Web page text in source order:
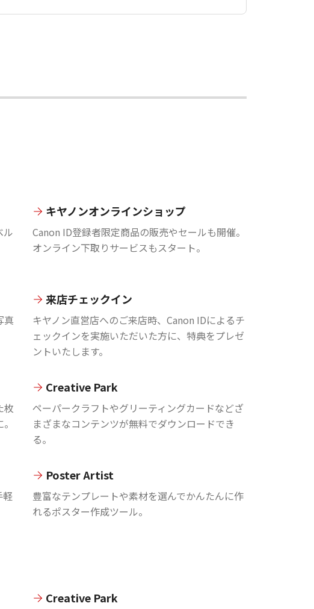
ル
キヤノンオンラインショップ
Canon ID登録者限定商品の販売やセールも開催。
オンライン下取りサービスもスタート。
真
来店チェックイン
キヤノン直営店へのご来店時、Canon IDによるチ
ェックインを実施いただいた方に、特典をプレゼ
ントいたします。
枚
Creative Park
ペーパークラフトやグリーティングカードなどざ
まざまなコンテンツが無料でダウンロードでき
る。
軽
Poster Artist
豊富なテンプレートや素材を選んでかんたんに作
れるポスター作成ツール。
Creative Park